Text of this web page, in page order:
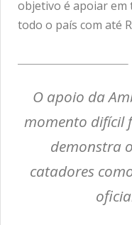
objetivo é apoiar em
todo o país com até
O apoio da
momento difícil
demonstra
catadores